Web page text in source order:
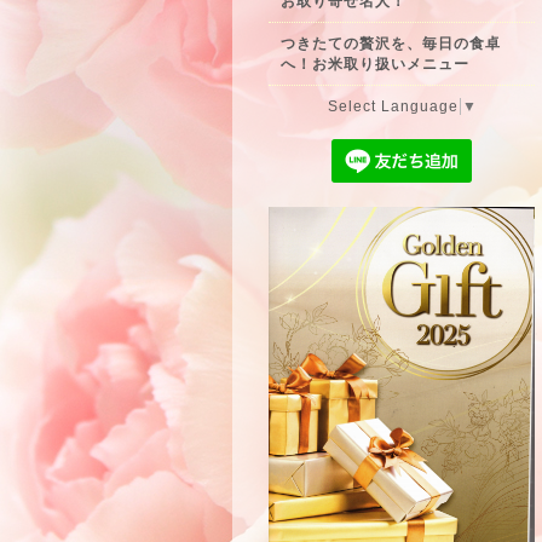
つきたての贅沢を、毎日の食卓
へ！お米取り扱いメニュー
Select Language ▼